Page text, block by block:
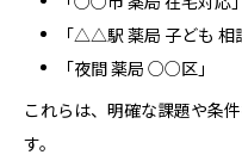
「△△駅 薬局 子ども 相
「夜間 薬局 ○○区」
これらは、明確な課題や条
す。